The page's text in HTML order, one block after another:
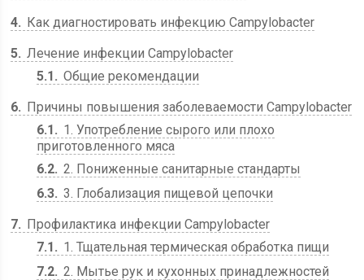
4
Как диагностировать инфекцию Campylobacter
5 Лечение инфекции Campylobacter
5.1
Общие рекомендации
6
Причины повышения заболеваемости Campylobacter
6.1
1. Употребление сырого или плохо
приготовленного мяса
6.2 2. Пониженные санитарные стандарты
6.3 3. Глобализация пищевой цепочки
7
Профилактика инфекции Campylobacter
7.1
1. Тщательная термическая обработка пищи
7.2 2. Мытье рук и кухонных принадлежностей